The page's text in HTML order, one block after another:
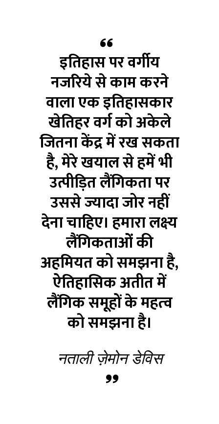
इतिहास पर वर्गीय
नजरिये से काम करने
वाला एक इतिहासकार
खेतिहर वर्ग को अकेले
जितना केंद्र में रख सकता
है, मेरे खयाल से हमें भी
उत्पीड़ित लैंगिकता पर
उससे ज्‍यादा जोर नहीं
देना चाहिए। हमारा लक्ष्‍य
लैंगिकताओं की
अहमियत को समझना है,
ऐतिहासिक अतीत में
लैंगिक समूहों के महत्‍व
को समझना है।
नताली ज़ेमोन डेविस